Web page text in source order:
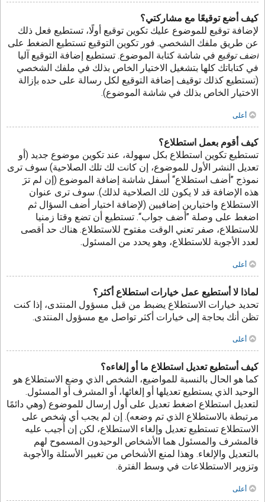
كيف أضع توقيعًا مع مشاركتي؟
لإضافة توقيع للموضوع عليك تكوين توقيع أولًا، تستطيع فعل ذلك
عن طريق ملفك الشخصي. فور تكوين التوقيع تستطيع الضغط على
أضف توقيع في شاشة كتابة الموضوع. تستطيع إضافة التوقيع آليا
في كتاباتك كلها بتشغيل الاختيار الخاص بذلك في ملفك الشخصي
(تستطيع كذلك توقيف إضافة التوقيع لكل رسالة على حده بإزالة
الاختيار الخاص بذلك في شاشة الموضوع).
أعلى
كيف أقوم بعمل استطلاع؟
تستطيع تكوين استطلاع بكل سهولة، عند تكوين موضوع جديد (أو
تعديل النشر الأول للموضوع، إن كانت لك تلك الصلاحية) سوف ترى
نموذج ”أضف استطلاع“ أسفل شاشة إضافة الموضوع (إن لم ترَ
هذه الإضافة قد لا يكون لك الصلاحية لذلك). سوف ترى عنوان
الاستطلاع واختيارين إضافيين (لإضافة اختيار أضف السؤال ثم
اضغط على وصلة ”أضف جواب“. تستطيع أن تضع وقتا زمنيا
للاستطلاع، صفر تعني الوقت مفتوح للاستطلاع. هناك حد أقصى
لعدد الأجوبة للاستطلاع، وهو يحدد من المسئول.
أعلى
لماذا لا أستطيع عمل خيارات استطلاع أكثر؟
تحديد خيارات الاستطلاع يضبط من قبل مسؤول المنتدى، إذا كنت
تظن أنك بحاجة إلى خيارات أكثر تواصل مع مسؤول المنتدى.
أعلى
كيف أستطيع تعديل استطلاع ما أو إلغاءه؟
كما هو الحال بالنسبة للمواضيع، الشخص الذي وضع الاستطلاع هو
الوحيد الذي يستطيع تعديلها أو إلغائها، أو المشرف أو المسئول.
لتعديل استطلاع اضغط تعديل على أول إرسال للموضوع (وهي دائمًا
مرتبطة بالاستطلاع الذي تم وضعه). إن لم يجب أي شخص على
الاستطلاع تستطيع تعديل وإلغاء الاستطلاع، لكن إن أُجيب عليه
فالمشرف والمسئول هما الأشخاص الوحيدون المسموح لهم
بالتعديل والإلغاء. وهذا لمنع الأشخاص من تغيير الأسئلة والأجوبة
وتزوير الاستطلاعات في وسط الفترة.
أعلى